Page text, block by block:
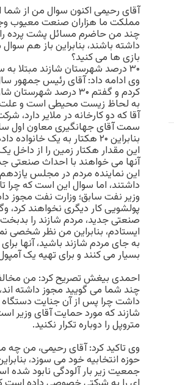
آقای رحیمی اکنون سوال من از
مملکت ما هزاران صنعت معیوب
چند من حاضرم مسائل پشت پرده
داشته باشند، بنابراین باز هم
بازی ها می کنید؟
۳۰ درصد شهرستان شازند مبتلا به سرطان هستند
وی ادامه داد: آقای رئیس جمهور
کردم و گفتم ۳۰ درصد
به لحاظ زیست محیطی است و علت
آقا که دو کارخانه در ملایر دارد،
بنابراین ۲۰ هکتار به یک
این مقدار هکتار زمین را از داخل
آنها می خواهند با احداث صنعتی
این نماینده مردم در مجلس
وزیر نفت سابق؛ وزارت نفت مجوز
صنعتی جدید، مردم شازند را بدبخت
ایستادم، بنابراین من نظر شخصی
به جای مردم شازند باشید، آنها
بسیار می کنند و برای تهیه یک آمپول شیمی درمانی
احمدی بیغش تصریح کرد: من
چند شما می گویید مجوز داشته
داشت چرا پس از آن جنایت دستگاه
شازند که مورد حمایت آقای وزیر
متروپل را دوباره تکرار نکنید.
وی تاکید کرد: آقای رحیمی، من چه
حوزه انتخابیه خود می سوزد،
جمعیت زیر بار آلودگی نابود